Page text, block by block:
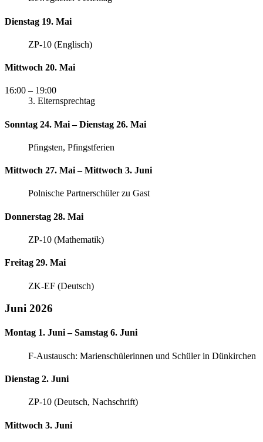
Dienstag 19. Mai
ZP-10 (Englisch)
Mittwoch 20. Mai
16:00 – 19:00
3. Elternsprechtag
Sonntag 24. Mai – Dienstag 26. Mai
Pfingsten, Pfingstferien
Mittwoch 27. Mai – Mittwoch 3. Juni
Polnische Partnerschüler zu Gast
Donnerstag 28. Mai
ZP-10 (Mathematik)
Freitag 29. Mai
ZK-EF (Deutsch)
Juni 2026
Montag 1. Juni – Samstag 6. Juni
F-Austausch: Marienschülerinnen und Schüler in Dünkirchen
Dienstag 2. Juni
ZP-10 (Deutsch, Nachschrift)
Mittwoch 3. Juni